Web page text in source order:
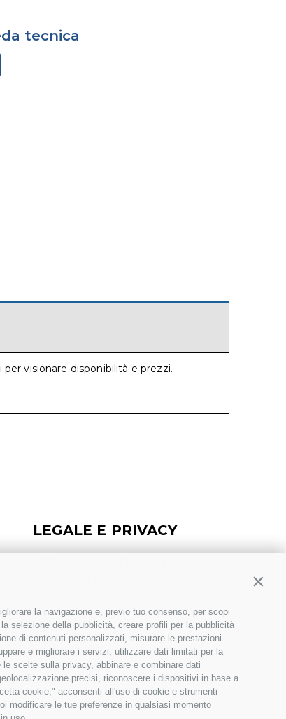
la navigazione e, previo tuo consenso, per scopi
selezione della pubblicità, creare profili per la pubblicità
di contenuti personalizzati, misurare le prestazioni
e migliorare i servizi, utilizzare dati limitati per la
scelte sulla privacy, abbinare e combinare dati
precisi, riconoscere i dispositivi in base a
cookie," acconsenti all'uso di cookie e strumenti
modificare le tue preferenze in qualsiasi momento
tecnica
visionare disponibilità e prezzi.
LEGALE E PRIVACY
> Compliance
>FAQ
>Etichettatura Ambientale